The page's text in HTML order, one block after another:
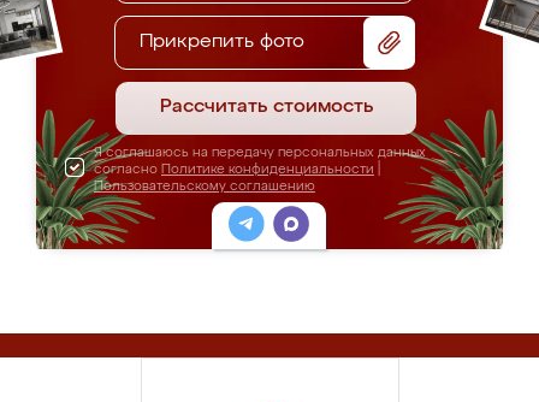
Прикрепить фото
Рассчитать стоимость
Я соглашаюсь на передачу персональных данных
согласно Политике конфиденциальности
Пользовательскому соглашению